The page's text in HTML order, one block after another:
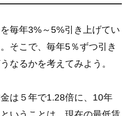
毎年3%～5%引き上げてい
そこで、毎年5％ずつ引き
なるかを考えてみよう。
は５年で1.28倍に、10年